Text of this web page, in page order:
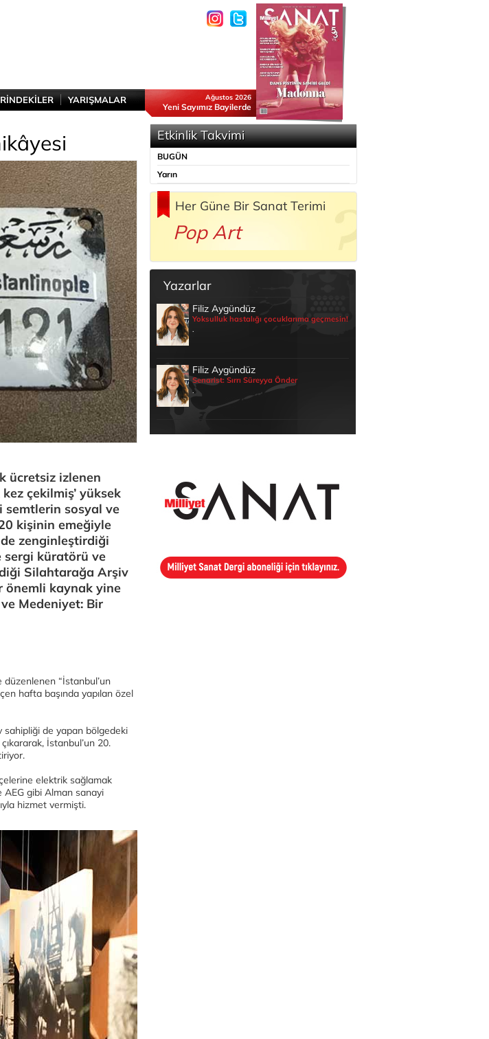
YARIŞMALAR Ağustos 2026
Yeni Sayımız Bayilerde
ücretsiz izlenen
çekilmiş’ yüksek
sosyal ve
kişinin emeğiyle
zenginleştirdiği
sergi küratörü ve
Silahtarağa Arşiv
önemli kaynak yine
ve Medeniyet: Bir
“İstanbul’un
hafta başında yapılan özel
sahipliği de yapan bölgedeki
İstanbul’un 20.
elektrik sağlamak
AEG gibi Alman sanayi
hizmet vermişti.
Etkinlik Takvimi
BUGÜN
Yarın
Her Güne Bir Sanat Terimi
Pop Art
Yazarlar
Filiz Aygündüz
Yoksulluk hastalığı çocuklarıma geçmesin!
.
Filiz Aygündüz
Senarist: Sırrı Süreyya Önder
.